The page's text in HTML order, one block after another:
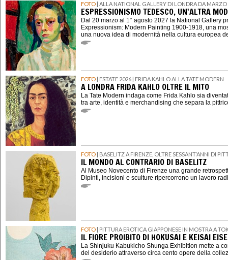
FOTO | ALLA NATIONAL GALLERY DI LONDRA DA
ESPRESSIONISMO TEDESCO, UN'ALTRA
Dal 20 marzo al 1° agosto 2027 la National Gallery
Expressionism: Modern Painting 1900-1918, una
una nuova idea di modernità nella cultura europea
FOTO | ESTATE 2026 | FRIDA KAHLO ALLA TATE MODERN
A LONDRA FRIDA KAHLO OLTRE IL MITO
La Tate Modern indaga come Frida Kahlo sia
tra arte, identità e merchandising che separa la
FOTO | BASELITZ A FIRENZE, OLTRE SESSANT’ANNI DI
IL MONDO AL CONTRARIO DI BASELITZ
Al Museo Novecento di Firenze una grande
Dipinti, incisioni e sculture ripercorrono un lavoro
FOTO | PITTURA EROTICA GIAPPONESE IN MOSTRA A
IL FIORE PROIBITO DI HOKUSAI E KEISAI
La Shinjuku Kabukicho Shunga Exhibition mette a
del desiderio attraverso circa cento opere della